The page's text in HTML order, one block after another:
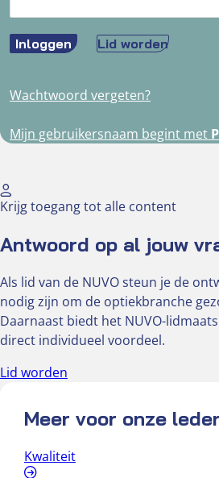
Inloggen Lid worden
Wachtwoord vergeten?
Mijn gebruikersnaam begint met P
Krijg toegang tot alle content
Antwoord op al jouw
Als lid van de NUVO steun je de
nodig zijn om de optiekbranche
Daarnaast biedt het NUVO-
direct individueel voordeel.
Lid worden
Meer voor onze
Kwaliteit